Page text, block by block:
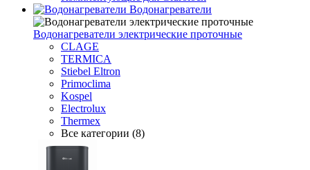
Водонагреватели
Водонагреватeли электрические проточные
CLAGE
TERMICA
Stiebel Eltron
Primoclima
Kospel
Electrolux
Thermex
Все категории (8)